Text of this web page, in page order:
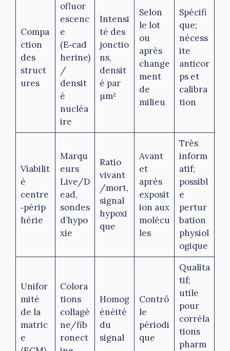
Compa
ction
des
struct
ures
ofluor
escenc
e
(E‑cad
herine)
/
densit
é
nucléa
ire
Intensi
té des
jonctio
ns,
densit
é par
µm²
Selon
le lot
ou
après
change
ment
de
milieu
Spécifi
que;
nécess
ite
anticor
ps et
calibra
tion
Viabilit
é
centre
‑périp
hérie
Marqu
eurs
Live/D
ead,
sondes
d’hypo
xie
Ratio
vivant
/mort,
signal
hypoxi
que
Avant
et
après
exposit
ion aux
molécu
les
Très
inform
atif;
possibl
e
pertur
bation
physiol
ogique
Unifor
mité
de la
matric
e
Colora
tions
collagè
ne/fib
ronect
Homog
énéité
du
signal
Contrô
le
périodi
que
Qualita
tif;
utile
pour
corréla
tions
pharm